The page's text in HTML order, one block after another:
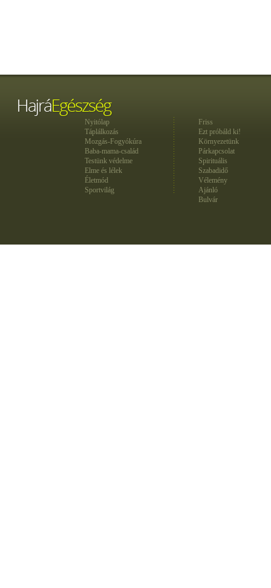
Nyitólap
Táplálkozás
Mozgás-Fogyókúra
Baba-mama-család
Testünk védelme
Elme és lélek
Életmód
Sportvilág
Friss
Ezt próbáld ki!
Környezetünk
Párkapcsolat
Spirituális
Szabadidő
Vélemény
Ajánló
Bulvár